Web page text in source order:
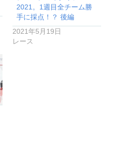
2021。1週目全チーム勝
手に採点！？ 後編
2021年5月19日
レース